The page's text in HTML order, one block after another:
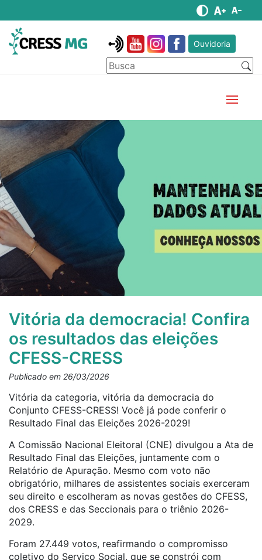
Ouvidoria
Vitória da democracia! Confira
os resultados das eleições
CFESS-CRESS
Publicado em 26/03/2026
Vitória da categoria, vitória da democracia do
Conjunto CFESS-CRESS! Você já pode conferir o
Resultado Final das Eleições 2026-2029!
A Comissão Nacional Eleitoral (CNE) divulgou a Ata de
Resultado Final das Eleições, juntamente com o
Relatório de Apuração. Mesmo com voto não
obrigatório, milhares de assistentes sociais exerceram
seu direito e escolheram as novas gestões do CFESS,
dos CRESS e das Seccionais para o triênio 2026-
2029.
Foram 27.449 votos, reafirmando o compromisso
coletivo do Serviço Social, que se constrói com